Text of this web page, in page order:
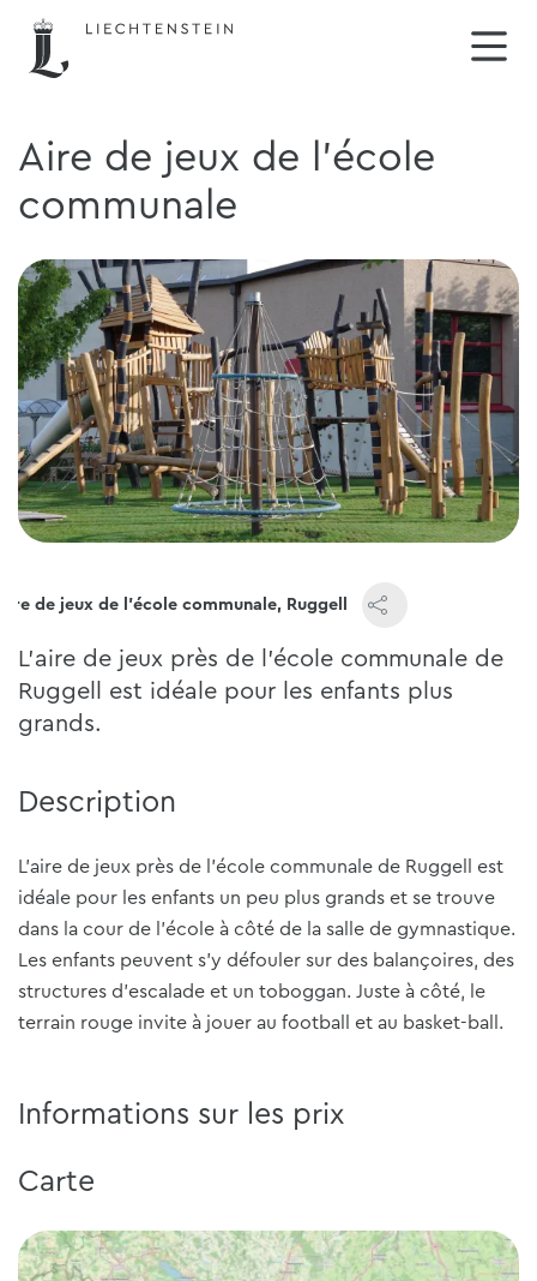
Aire de jeux de l'école
communale
de jeux de l'école communale, Ruggell
L'aire de jeux près de l'école communale de
Ruggell est idéale pour les enfants plus
grands.
Description
L'aire de jeux près de l'école communale de Ruggell est
idéale pour les enfants un peu plus grands et se trouve
dans la cour de l'école à côté de la salle de gymnastique.
Les enfants peuvent s'y défouler sur des balançoires, des
structures d'escalade et un toboggan. Juste à côté, le
terrain rouge invite à jouer au football et au basket-ball.
Informations sur les prix
Carte